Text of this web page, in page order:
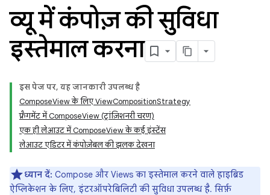
व्यू में कंपोज़ की सुविधा
इस्तेमाल करना
इस पेज पर, यह जानकारी उपलब्ध है
ComposeView के लिए ViewCompositionStrategy
फ़्रैगमेंट में ComposeView (ट्रांज़िशनरी चरण)
एक ही लेआउट में ComposeView के कई इंस्टेंस
लेआउट एडिटर में कंपोज़ेबल की झलक देखना
ध्यान दें: Compose और Views का इस्तेमाल करने वाले हाइब्रिड
ऐप्लिकेशन के लिए, इंटरऑपरेबिलिटी की सुविधा उपलब्ध है. सिर्फ़